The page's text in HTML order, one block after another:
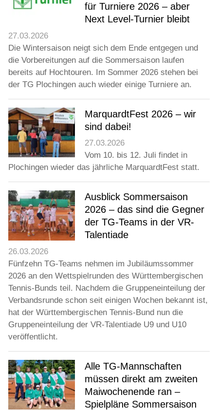
für Turniere 2026 – aber
Next Level-Turnier bleibt
27.03.2026
Die Wintersaison neigt sich dem Ende entgegen und
die Vorbereitungen auf die Sommersaison laufen
bereits auf Hochtouren. Im Sommer 2026 stehen bei
der TG Plochingen auch wieder einige Turniere an.
MarquardtFest 2026 – wir
sind dabei!
27.03.2026
Vom 10. bis 12. Juli findet in
Plochingen wieder das jährliche MarquardtFest statt.
Ausblick Sommersaison
2026 – das sind die Gegner
der TG-Teams in der VR-
Talentiade
26.03.2026
Fünfzehn TG-Teams nehmen im Jubiläumssommer
2026 an den Wettspielrunden des Württembergischen
Tennis-Bunds teil. Nachdem die Gruppeneinteilung der
Verbandsrunde schon seit einigen Wochen bekannt ist,
hat der Württembergischen Tennis-Bund nun die
Gruppeneinteilung der VR-Talentiade U9 und U10
veröffentlicht.
Alle TG-Mannschaften
müssen direkt am zweiten
Maiwochenende ran –
Spielpläne Sommersaison